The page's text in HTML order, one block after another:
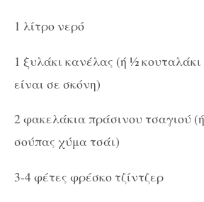
1 λίτρο νερό
1 ξυλάκι κανέλας (ή ½
είναι σε σκόνη)
2 φακελάκια πράσινου τσαγιού
σούπας χύμα τσάι)
3-4 φέτες φρέσκο ​​τζίντζερ